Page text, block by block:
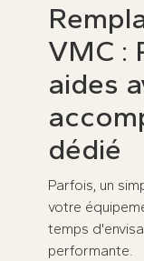
VMC :
aides
dédié
Parfois, un
votre
temps
performante.